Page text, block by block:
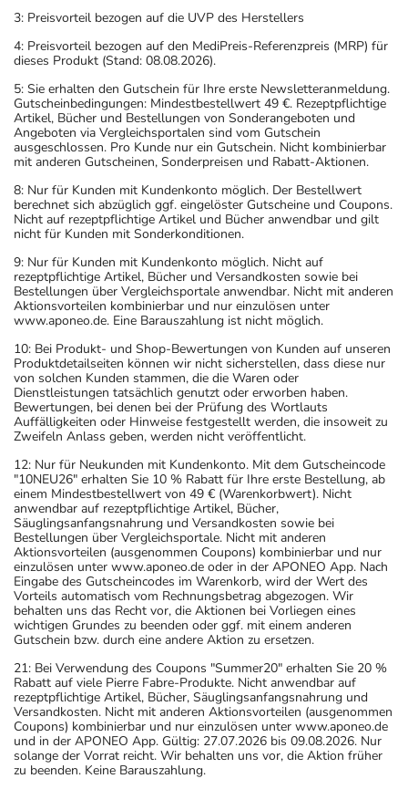
3: Preisvorteil bezogen auf die UVP des Herstellers
4: Preisvorteil bezogen auf den MediPreis-Referenzpreis (MRP) für
dieses Produkt (Stand: 08.08.2026).
5: Sie erhalten den Gutschein für Ihre erste Newsletteranmeldung.
Gutscheinbedingungen: Mindestbestellwert 49 €. Rezeptpflichtige
Artikel, Bücher und Bestellungen von Sonderangeboten und
Angeboten via Vergleichsportalen sind vom Gutschein
ausgeschlossen. Pro Kunde nur ein Gutschein. Nicht kombinierbar
mit anderen Gutscheinen, Sonderpreisen und Rabatt-Aktionen.
8: Nur für Kunden mit Kundenkonto möglich. Der Bestellwert
berechnet sich abzüglich ggf. eingelöster Gutscheine und Coupons.
Nicht auf rezeptpflichtige Artikel und Bücher anwendbar und gilt
nicht für Kunden mit Sonderkonditionen.
9: Nur für Kunden mit Kundenkonto möglich. Nicht auf
rezeptpflichtige Artikel, Bücher und Versandkosten sowie bei
Bestellungen über Vergleichsportale anwendbar. Nicht mit anderen
Aktionsvorteilen kombinierbar und nur einzulösen unter
www.aponeo.de. Eine Barauszahlung ist nicht möglich.
10: Bei Produkt- und Shop-Bewertungen von Kunden auf unseren
Produktdetailseiten können wir nicht sicherstellen, dass diese nur
von solchen Kunden stammen, die die Waren oder
Dienstleistungen tatsächlich genutzt oder erworben haben.
Bewertungen, bei denen bei der Prüfung des Wortlauts
Auffälligkeiten oder Hinweise festgestellt werden, die insoweit zu
Zweifeln Anlass geben, werden nicht veröffentlicht.
12: Nur für Neukunden mit Kundenkonto. Mit dem Gutscheincode
"10NEU26" erhalten Sie 10 % Rabatt für Ihre erste Bestellung, ab
einem Mindestbestellwert von 49 € (Warenkorbwert). Nicht
anwendbar auf rezeptpflichtige Artikel, Bücher,
Säuglingsanfangsnahrung und Versandkosten sowie bei
Bestellungen über Vergleichsportale. Nicht mit anderen
Aktionsvorteilen (ausgenommen Coupons) kombinierbar und nur
einzulösen unter www.aponeo.de oder in der APONEO App. Nach
Eingabe des Gutscheincodes im Warenkorb, wird der Wert des
Vorteils automatisch vom Rechnungsbetrag abgezogen. Wir
behalten uns das Recht vor, die Aktionen bei Vorliegen eines
wichtigen Grundes zu beenden oder ggf. mit einem anderen
Gutschein bzw. durch eine andere Aktion zu ersetzen.
21: Bei Verwendung des Coupons "Summer20" erhalten Sie 20 %
Rabatt auf viele Pierre Fabre-Produkte. Nicht anwendbar auf
rezeptpflichtige Artikel, Bücher, Säuglingsanfangsnahrung und
Versandkosten. Nicht mit anderen Aktionsvorteilen (ausgenommen
Coupons) kombinierbar und nur einzulösen unter www.aponeo.de
und in der APONEO App. Gültig: 27.07.2026 bis 09.08.2026. Nur
solange der Vorrat reicht. Wir behalten uns vor, die Aktion früher
zu beenden. Keine Barauszahlung.